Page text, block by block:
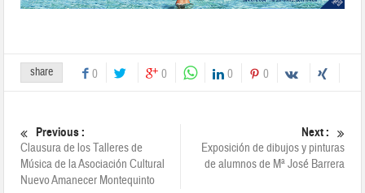
share 0 0 0 0
Previous :
Clausura de los Talleres de
Música de la Asociación Cultural
Nuevo Amanecer Montequinto
Next :
Exposición de dibujos y pinturas
de alumnos de Mª José Barrera